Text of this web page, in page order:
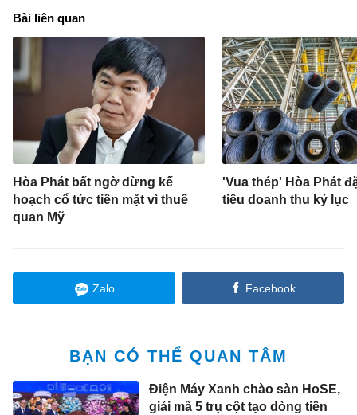
Bài liên quan
Hòa Phát bất ngờ dừng kế
hoạch cổ tức tiền mặt vì thuế
quan Mỹ
'Vua thép' Hòa Phát
tiêu doanh thu kỷ lục
Zalo Facebook
BẠN CÓ THỂ QUAN TÂM
Điện Máy Xanh chào sàn HoSE,
giải mã 5 trụ cột tạo dòng tiền